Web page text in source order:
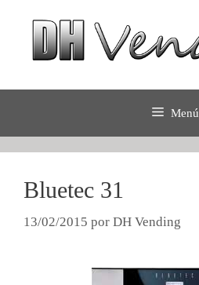
contenido
Menú
Bluetec 31
13/02/2015 por DH Vending